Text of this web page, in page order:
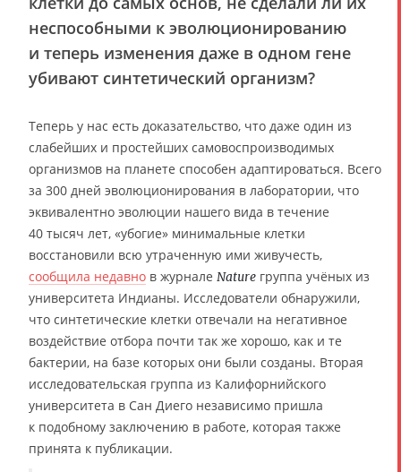
неспособными к эволюционированию
и теперь изменения даже в одном гене
убивают синтетический организм?
Теперь у нас есть доказательство, что даже один из
слабейших и простейших самовоспроизводимых
организмов на планете способен адаптироваться. Всего
за 300 дней эволюционирования в лаборатории, что
эквивалентно эволюции нашего вида в течение
40 тысяч лет, «убогие» минимальные клетки
восстановили всю утраченную ими живучесть,
сообщила недавно в журнале Nature группа учёных из
университета Индианы. Исследователи обнаружили,
что синтетические клетки отвечали на негативное
воздействие отбора почти так же хорошо, как и те
бактерии, на базе которых они были созданы. Вторая
исследовательская группа из Калифорнийского
университета в Сан Диего независимо пришла
к подобному заключению в работе, которая также
принята к публикации.